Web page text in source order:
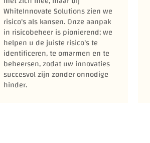
WhiteInnovate Solutions zien we
risico's als kansen. Onze aanpak
in risicobeheer is pionierend; we
helpen u de juiste risico's te
identificeren, te omarmen en te
beheersen, zodat uw innovaties
succesvol zijn zonder onnodige
hinder.